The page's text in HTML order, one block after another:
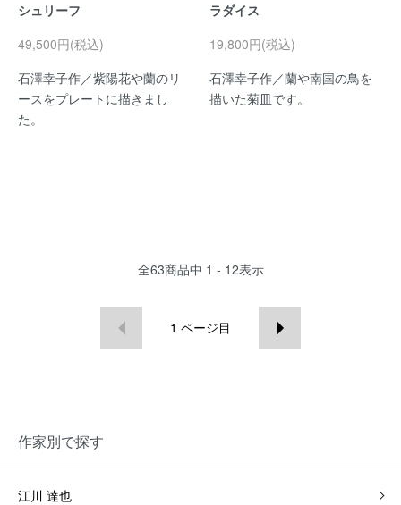
シュリーフ
49,500円(税込)
石澤幸子作／紫陽花や蘭のリ
ースをプレートに描きまし
た。
ラダイス
19,800円(税込)
石澤幸子作／蘭や南国の鳥を
描いた菊皿です。
全63商品中 1 - 12表示
1 ページ目
作家別で探す
江川 達也